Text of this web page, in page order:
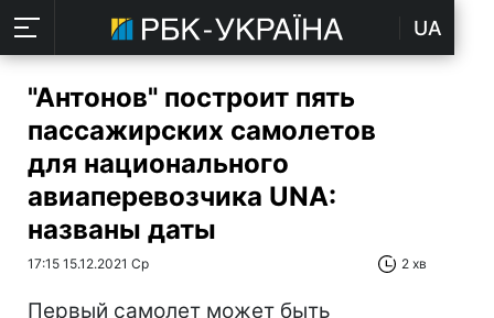
UA
"Антонов" построит пять
пассажирских самолетов
для национального
авиаперевозчика UNA:
названы даты
17:15 15.12.2021 Ср 2 хв
Первый самолет может быть